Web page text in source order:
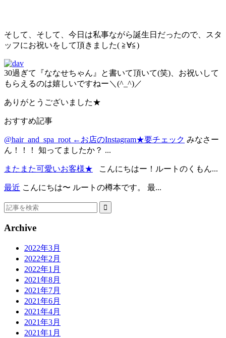
そして、そして、今日は私事ながら誕生日だったので、スタ
ッフにお祝いをして頂きました( ≧∀≦)
30過ぎて『ななせちゃん』と書いて頂いて(笑)、お祝いして
もらえるのは嬉しいですねー＼(^_^)／
ありがとうございました★
おすすめ記事
@hair_and_spa_root ←お店のInstagram★要チェック みなさー
ん！！！ 知ってましたか？ ...
またまた可愛いお客様★ こんにちはー！ルートのくもん...
最近 こんにちは〜 ルートの樽本です。 最...
Archive
2022年3月
2022年2月
2022年1月
2021年8月
2021年7月
2021年6月
2021年4月
2021年3月
2021年1月